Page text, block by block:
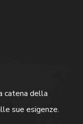
catena della
sue esigenze.